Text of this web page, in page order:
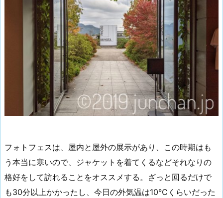
フォトフェスは、屋内と屋外の展示があり、この時期はも
う本当に寒いので、ジャケットを着てくるなどそれなりの
格好をして訪れることをオススメする。ざっと回るだけで
も30分以上かかったし、今日の外気温は10℃くらいだった